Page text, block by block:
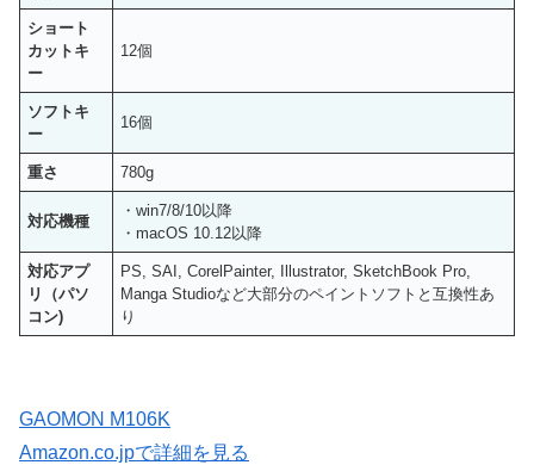
ショート
カットキ
ー
12個
ソフトキ
ー
16個
重さ 780g
対応機種
・win7/8/10以降
・macOS 10.12以降
対応アプ
リ（パソ
コン)
PS, SAI, CorelPainter, Illustrator, SketchBook Pro,
Manga Studioなど大部分のペイントソフトと互換性あ
り
GAOMON M106K
Amazon.co.jpで詳細を見る